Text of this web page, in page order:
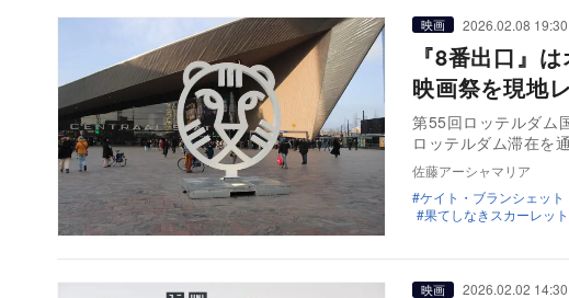
映画 2026.02.08 19:30
『8番出口』
映画祭を現地
第55回ロッテルダム
ロッテルダム滞在を
佐藤アーシャマリア
ケイト・ブランシェット
果てしなきスカーレット
映画 2026.02.02 14:30